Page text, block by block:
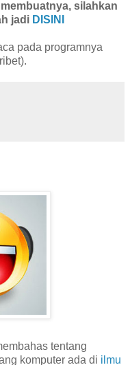
silahkan
jadi DISINI
pada programnya
tentang
komputer ada di ilmu